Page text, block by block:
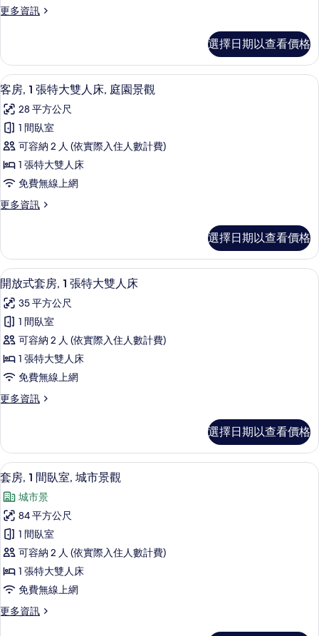
大
人
床
的
所
有
相
片
更多資訊
更
1
張
特
雙
人
的
詳
情
選擇日期以查看價格
顯
示
客
房,
1
張
特
大
人
床,
庭
園
景
觀
的
所
有
埃及棉床單、高級寢具、羽絨被、迷你
7
客房, 1 張特大雙人床, 庭園景觀
28 平方公尺
1 間臥室
可容納 2 人 (依實際入住人數計費)
1 張特大雙人床
免費無線上網
更多資訊
更
1
張
特
大
雙
人
庭
園
景
觀
的
選擇日期以查看價格
顯
示
開
放
式
套
房,
1
特
大
雙
人
床
的
所
有
相
片
埃及棉床單、高級寢具、羽絨被、迷你
4
開放式套房, 1 張特大雙人床
35 平方公尺
1 間臥室
可容納 2 人 (依實際入住人數計費)
1 張特大雙人床
免費無線上網
更多資訊
更
式
套
房,
張
特
大
雙
人
床
的
詳
選擇日期以查看價格
顯
示
套
房,
間
臥
室,
城
套房, 1 間臥室, 城市景觀 | 埃及棉床單
9
套房, 1 間臥室, 城市景觀
城市景
84 平方公尺
1 間臥室
可容納 2 人 (依實際入住人數計費)
1 張特大雙人床
免費無線上網
更多資訊
更